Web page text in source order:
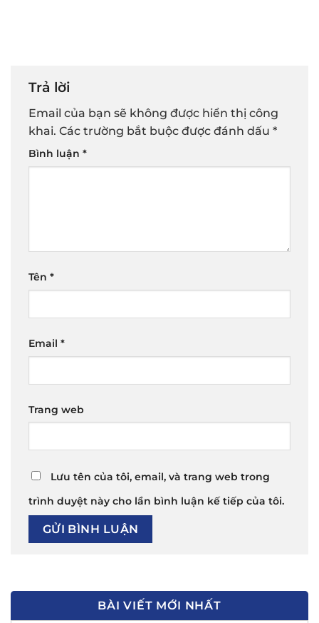
Trả lời
Email của bạn sẽ không được hiển thị công
khai. Các trường bắt buộc được đánh dấu *
Bình luận *
Tên *
Email *
Trang web
Lưu tên của tôi, email, và trang web trong
trình duyệt này cho lần bình luận kế tiếp của tôi.
BÀI VIẾT MỚI NHẤT